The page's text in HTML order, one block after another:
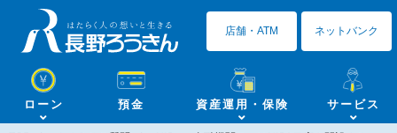
ローン 預金 資産運用・保険 サービス
店舗・ATM ネットバンク